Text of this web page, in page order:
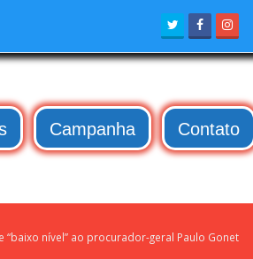
TwitterFacebook
Campanha Contato
nível” ao procurador-geral Paulo Gonet